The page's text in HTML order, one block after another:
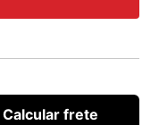
Calcular frete